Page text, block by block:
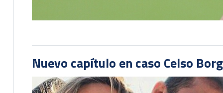
Nuevo capítulo en caso Celso